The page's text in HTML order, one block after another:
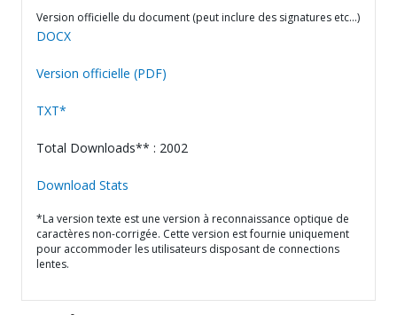
Version officielle du document (peut inclure des signatures etc…)
DOCX
Version officielle (PDF)
TXT*
Total Downloads** : 2002
Download Stats
*La version texte est une version à reconnaissance optique de
caractères non-corrigée. Cette version est fournie uniquement
pour accommoder les utilisateurs disposant de connections
lentes.